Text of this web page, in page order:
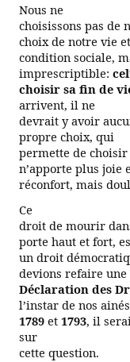
Nous ne
choisissons pas de
choix de notre vie et
condition sociale,
imprescriptible:
choisir sa fin de
arrivent, il ne
devrait y avoir
propre choix, qui
permette de
n’apporte plus joie
réconfort, mais
Ce
droit de mourir
porte haut et fort,
un droit
devions refaire une
Déclaration des
l’instar de nos
1789 et 1793, il
sur
cette question.